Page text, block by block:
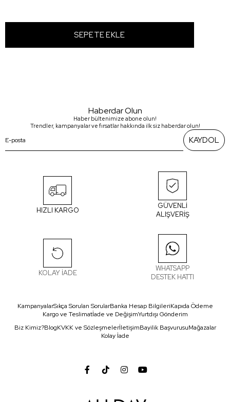
Haberdar Olun
Haber bültenimize abone olun!
Trendler, kampanyalar ve fırsatlar hakkında ilk siz haberdar olun!
KAYDOL
HIZLI KARGO
GÜVENLİ
ALIŞVERİŞ
KOLAY İADE
WHATSAPP
DESTEK HATTI
KampanyalarSıkça Sorulan SorularBanka Hesap BilgileriKapıda Ödeme
Kargo ve Teslimatİade ve DeğişimYurtdışı Gönderim
Biz Kimiz?BlogKVKK ve SözleşmelerİletişimBayilik BaşvurusuMağazalar
Kolay İade